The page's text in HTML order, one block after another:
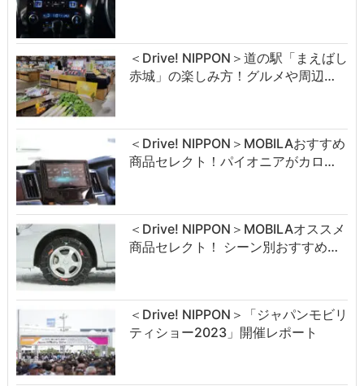
＜Drive! NIPPON＞道の駅「まえばし
赤城」の楽しみ方！グルメや周辺…
＜Drive! NIPPON＞MOBILAおすすめ
商品セレクト！パイオニアがカロ…
＜Drive! NIPPON＞MOBILAオススメ
商品セレクト！ シーン別おすすめ…
＜Drive! NIPPON＞「ジャパンモビリ
ティショー2023」開催レポート